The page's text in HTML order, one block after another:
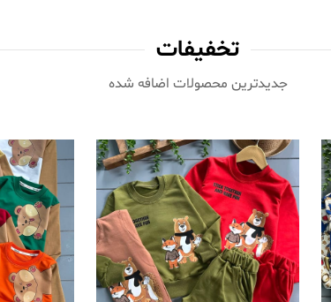
تخفیفات
جدیدترین محصولات اضافه شده‌
ناموجود ناموجود